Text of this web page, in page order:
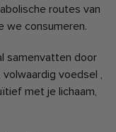
routes van
we consumeren.
samenvatten door
volwaardig voedsel ,
met je lichaam,